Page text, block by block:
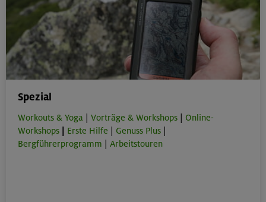
Spezial
Workouts & Yoga Vorträge & Workshops
Online-
Workshops
Erste Hilfe Genuss Plus
Bergführerprogramm
Arbeitstouren